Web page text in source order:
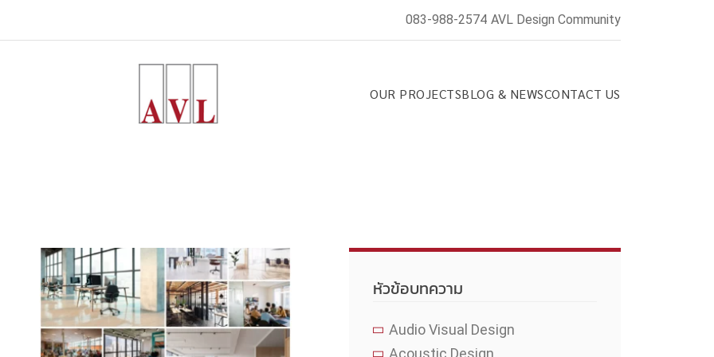
083-988-2574 AVL Design Community
OUR PROJECTSBLOG & NEWSCONTACT US
หัวข้อบทความ
Audio Visual Design
Acoustic Design